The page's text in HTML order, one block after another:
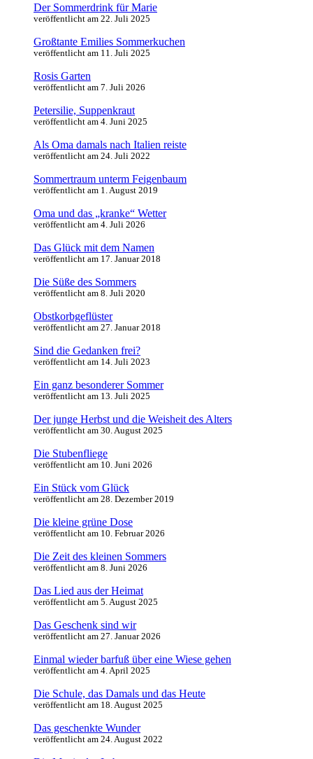
Der Sommerdrink für Marie
veröffentlicht am 22. Juli 2025
Großtante Emilies Sommerkuchen
veröffentlicht am 11. Juli 2025
Rosis Garten
veröffentlicht am 7. Juli 2026
Petersilie, Suppenkraut
veröffentlicht am 4. Juni 2025
Als Oma damals nach Italien reiste
veröffentlicht am 24. Juli 2022
Sommertraum unterm Feigenbaum
veröffentlicht am 1. August 2019
Oma und das „kranke“ Wetter
veröffentlicht am 4. Juli 2026
Das Glück mit dem Namen
veröffentlicht am 17. Januar 2018
Die Süße des Sommers
veröffentlicht am 8. Juli 2020
Obstkorbgeflüster
veröffentlicht am 27. Januar 2018
Sind die Gedanken frei?
veröffentlicht am 14. Juli 2023
Ein ganz besonderer Sommer
veröffentlicht am 13. Juli 2025
Der junge Herbst und die Weisheit des Alters
veröffentlicht am 30. August 2025
Die Stubenfliege
veröffentlicht am 10. Juni 2026
Ein Stück vom Glück
veröffentlicht am 28. Dezember 2019
Die kleine grüne Dose
veröffentlicht am 10. Februar 2026
Die Zeit des kleinen Sommers
veröffentlicht am 8. Juni 2026
Das Lied aus der Heimat
veröffentlicht am 5. August 2025
Das Geschenk sind wir
veröffentlicht am 27. Januar 2026
Einmal wieder barfuß über eine Wiese gehen
veröffentlicht am 4. April 2025
Die Schule, das Damals und das Heute
veröffentlicht am 18. August 2025
Das geschenkte Wunder
veröffentlicht am 24. August 2022